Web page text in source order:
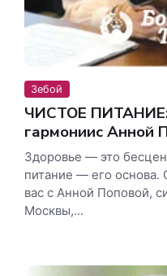
Зебоӣ
ЧИСТОЕ
гармониис Анной
Здоровье — это
питание — его основа.
вас с Анной Поповой,
Москвы,...